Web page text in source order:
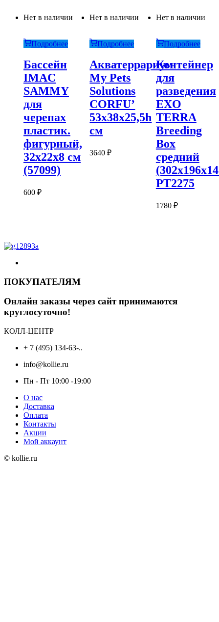
Нет в наличии
Подробнее
Бассейн
IMAC
SAMMY
для
черепах
пластик.
фигурный,
32х22х8 см
(57099)
600 ₽
Нет в наличии
Подробнее
Акватеррариум
My Pets
Solutions
CORFU’
53x38x25,5h
см
3640₽
Нет в наличии
Подробнее
Контейнер
для
разведения
EXO
TERRA
Breeding
Box
средний
PT2275
1780 ₽
ПОКУПАТЕЛЯМ
Онлайн заказы через сайт принимаются
круглосуточно!
КОЛЛ-ЦЕНТР
+ 7 (495) 134-63-..
info@kollie.ru
Пн - Пт 10:00 -19:00
О нас
Доставка
Оплата
Контакты
Акции
Мой аккаунт
© kollie.ru